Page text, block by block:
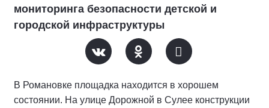
мониторинга безопасности детской и
городской инфраструктуры
В Романовке площадка находится в хорошем
состоянии. На улице Дорожной в Сулее конструкции